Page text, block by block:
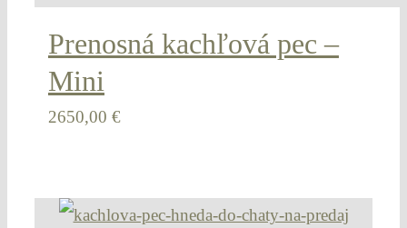
Prenosná kachľová pec –
Mini
2650,00 €